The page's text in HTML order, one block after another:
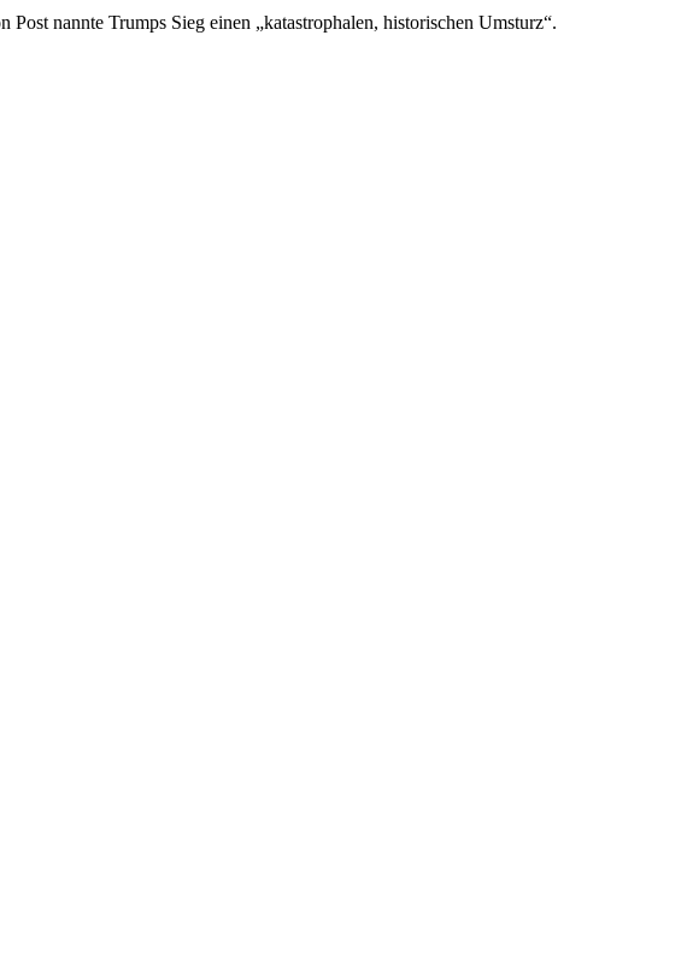
nannte Trumps Sieg einen „katastrophalen, historischen Umsturz“.